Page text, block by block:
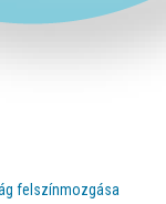
felszínmozgása